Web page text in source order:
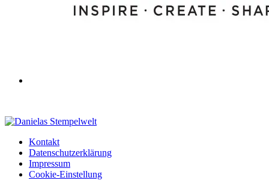
Kontakt
Datenschutzerklärung
Impressum
Cookie-Einstellung